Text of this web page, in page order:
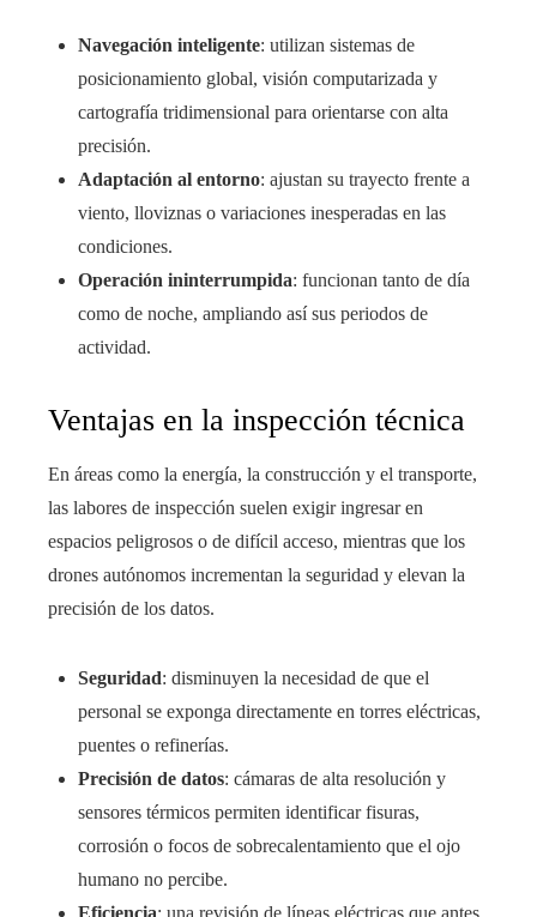
Navegación inteligente: utilizan sistemas de
posicionamiento global, visión computarizada y
cartografía tridimensional para orientarse con alta
precisión.
Adaptación al entorno: ajustan su trayecto frente a
viento, lloviznas o variaciones inesperadas en las
condiciones.
Operación ininterrumpida: funcionan tanto de día
como de noche, ampliando así sus periodos de
actividad.
Ventajas en la inspección técnica
En áreas como la energía, la construcción y el transporte,
las labores de inspección suelen exigir ingresar en
espacios peligrosos o de difícil acceso, mientras que los
drones autónomos incrementan la seguridad y elevan la
precisión de los datos.
Seguridad: disminuyen la necesidad de que el
personal se exponga directamente en torres eléctricas,
puentes o refinerías.
Precisión de datos: cámaras de alta resolución y
sensores térmicos permiten identificar fisuras,
corrosión o focos de sobrecalentamiento que el ojo
humano no percibe.
Eficiencia: una revisión de líneas eléctricas que antes